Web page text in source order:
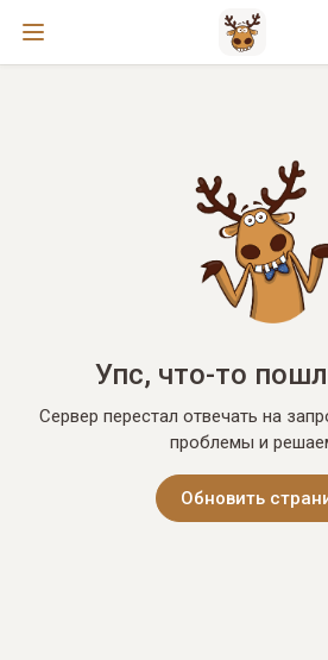
Упс, что-то
Сервер перестал отвечать на
проблемы и
Обновить